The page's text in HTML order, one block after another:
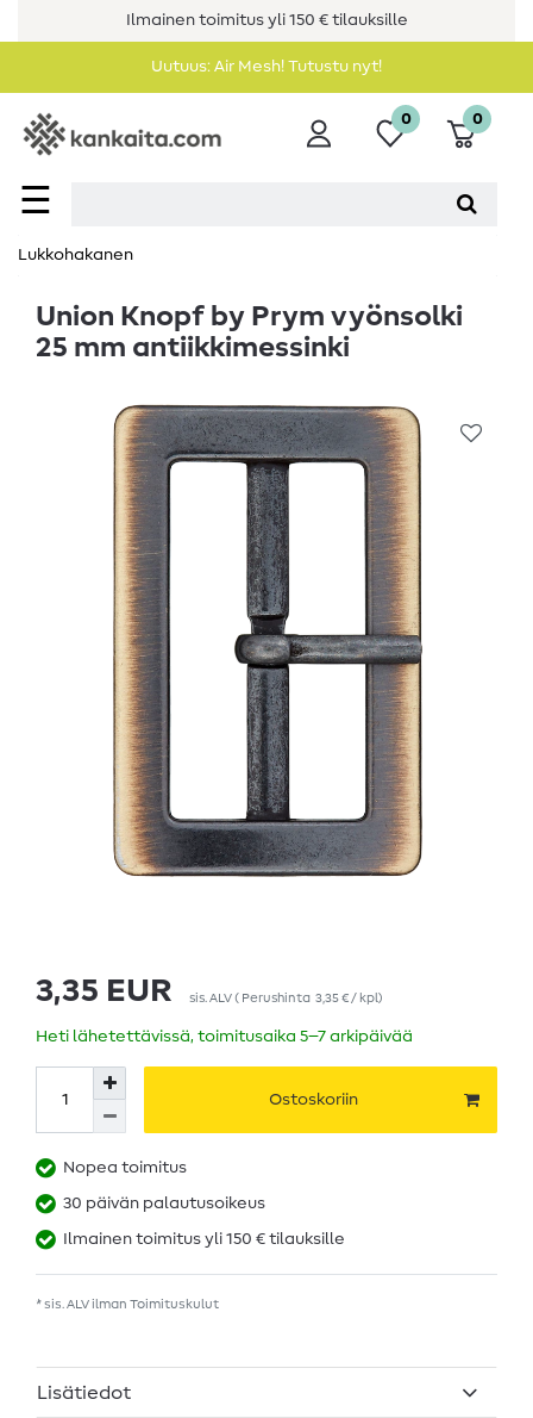
Ilmainen toimitus yli 150 € tilauksille
Uutuus: Air Mesh! Tutustu nyt!
☰
0 0
Lukkohakanen
Union Knopf by Prym vyönsolki
25 mm antiikkimessinki
3,35 EUR sis. ALV( Perushinta 3,35 € / kpl)
Heti lähetettävissä, toimitusaika 5–7 arkipäivää
Ostoskoriin
Nopea toimitus
30 päivän palautusoikeus
Ilmainen toimitus yli 150 € tilauksille
* sis. ALV ilman Toimituskulut
Lisätiedot